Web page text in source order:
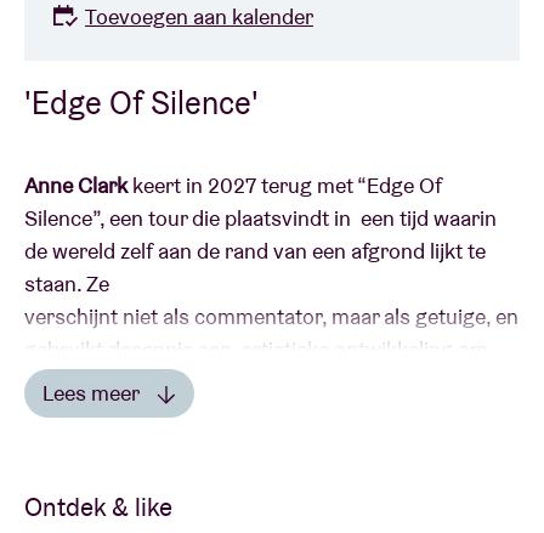
'Edge Of Silence'
Anne Clarkkeert in 2027 terug met “Edge Of
Silence”, een tour die plaatsvindt in een tijd waarin
de wereld zelf aan de rand van een afgrond lijkt te
staan. Ze
verschijnt niet als commentator, maar als getuige, en
gebruikt decennia aan artistieke ontwikkeling om
een moment te belichten dat wordt gekenmerkt
door
figuren op het vlak van elektronische muziek,
Lees meer
Ontdek & like
Toevoegen aan kalender